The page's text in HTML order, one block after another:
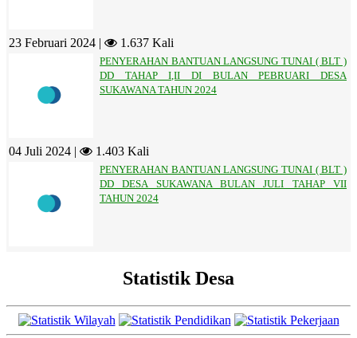
23 Februari 2024 | 1.637 Kali
PENYERAHAN BANTUAN LANGSUNG TUNAI ( BLT )
DD TAHAP I,II DI BULAN PEBRUARI DESA
SUKAWANA TAHUN 2024
04 Juli 2024 | 1.403 Kali
PENYERAHAN BANTUAN LANGSUNG TUNAI ( BLT )
DD DESA SUKAWANA BULAN JULI TAHAP VII
TAHUN 2024
Statistik Desa